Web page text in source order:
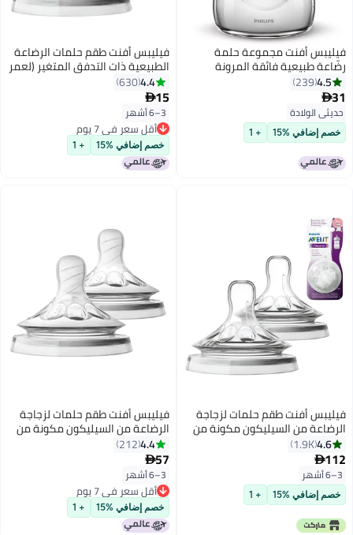
فيليبس أفنت مجموعة حلمة
فائقة المرونة
الولادة من
- بلون شفاف
%15
+ 1
فيليبس أفنت طقم حلمات الرضاعة
الطبيعية ذات التدفق المتغير (لعمر
3 أشهر فأكثر) مكون من قطعتين
630
أقل سعر في 7 يوم
أقل سعر في 7 يوم
خصم إضافي %15 + 1
فيليبس أفنت طقم حلمات لزجاجة
من السيليكون مكونة من
%15
+ 1
فيليبس أفنت طقم حلمات لزجاجة
الرضاعة من السيليكون مكونة من
212
أقل سعر في 7 يوم
أقل سعر في 7 يوم
خصم إضافي %15 + 1